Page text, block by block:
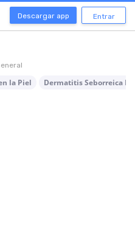
Descargar app Entrar
la Piel
Dermatitis Seborreica